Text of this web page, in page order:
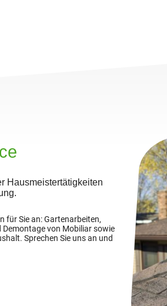
Hausmeistertätigkeiten
für Sie an: Gartenarbeiten,
von Mobiliar sowie
Sprechen Sie uns an und